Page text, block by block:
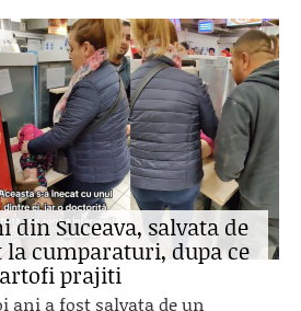
din Suceava, salvata de
cumparaturi, dupa ce
prajiti
ani a fost salvata de un